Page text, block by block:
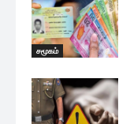
சமூகம்